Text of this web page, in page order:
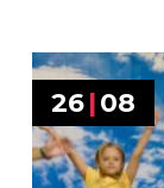
26 |08